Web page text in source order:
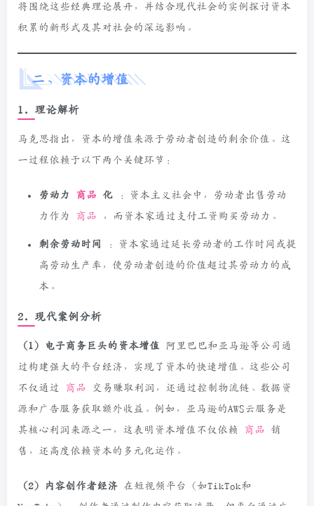
将围绕这些经典理论展开，并结合现代社会的实例探讨资本
积累的新形式及其对社会的深远影响。
二、资本的增值
1. 理论解析
马克思指出，资本的增值来源于劳动者创造的剩余价值。这
一过程依赖于以下两个关键环节：
劳动力 商品 化
：资本主义社会中，劳动者出售劳动
力作为
商品 ，而资本家通过支付工资购买劳动力。
剩余劳动时间
：资本家通过延长劳动者的工作时间或提
高劳动生产率，使劳动者创造的价值超过其劳动力的成
本。
2. 现代案例分析
（1）电子商务巨头的资本增值 阿里巴巴和亚马逊等公司通
过构建强大的平台经济，实现了资本的快速增值。这些公司
不仅通过
商品
交易赚取利润，还通过控制物流链、数据资
源和广告服务获取额外收益。例如，亚马逊的AWS云服务是
其核心利润来源之一，这表明资本增值不仅依赖
商品 销
售，还高度依赖资本的多元化运作。
（2）内容创作者经济 在短视频平台（如TikTok和